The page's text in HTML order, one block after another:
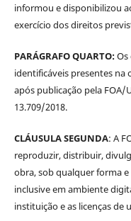
informou e disponibilizou
exercício dos direitos
PARÁGRAFO QUARTO:Os
identificáveis presentes na
após publicação pela FOA/
13.709/2018.
CLÁUSULA SEGUNDA: A
reproduzir, distribuir,
obra, sob qualquer forma
inclusive em ambiente
instituição e as licenças de